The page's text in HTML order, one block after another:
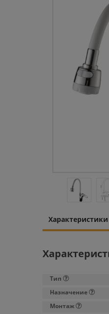
Характеристики
Тип
Назначение
Монтаж